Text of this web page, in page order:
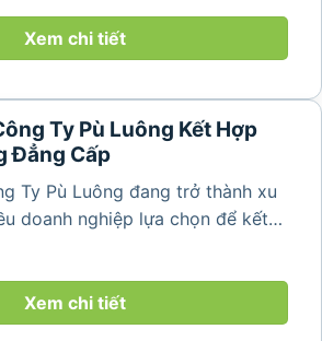
khí...
Xem chi tiết
Ty Pù Luông Kết Hợp
Đẳng Cấp
Ty Pù Luông đang trở thành xu
doanh nghiệp lựa chọn để kết
tái tạo năng lượng và xây
đội. Thay vì những chuyến du
công ty...
Xem chi tiết